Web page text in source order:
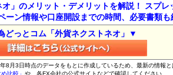
」のメリット・デメリットを解説！ スプレ
ーン情報や口座開設までの時間、必要書類も
どっとコム「外貨ネクストネオ」▼
月3日時点のデータをもとに作成しているため、最新の情報と
比較」 や、各FX会社の公式サイトなどで確認してください